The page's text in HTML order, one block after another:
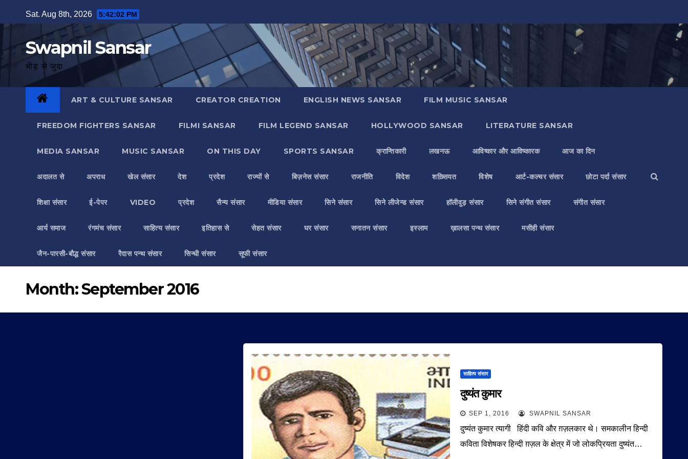
to
Sat. Aug 8th, 2026 5:42:02 PM
Swapnil Sansar
भीड़ से जुदा
ART & CULTURE SANSAR CREATOR CREATION ENGLISH NEWS SANSAR FILM MUSIC SANSAR
FREEDOM FIGHTERS SANSAR FILMI SANSAR FILM LEGEND SANSAR HOLLYWOOD SANSAR LITERATURE SANSAR
MEDIA SANSAR MUSIC SANSAR ON THIS DAY SPORTS SANSAR क्रान्तिकारी लखनऊ आविष्कार और आविष्कारक आज का दिन
अदालत से अपराध खेल संसार देश प्रदेश राज्यों से बिज़नेस संसार राजनीति विदेश शख़्सियत विशेष आर्ट-कल्चर संसार छोटा पर्दा संसार
शिक्षा संसार ई-पेपर VIDEO प्रदेश सैन्य संसार मीडिया संसार सिने संसार सिने लीजेन्ड संसार हॉलीवुड़ संसार सिने संगीत संसार संगीत संसार
आर्य समाज रंगमंच संसार साहित्य संसार इतिहास से सेहत संसार घर संसार सनातन संसार इस्लाम ख़ालसा पन्थ संसार मसीही संसार
जैन-पारसी-बौद्ध संसार रैदास पन्थ संसार सिन्धी संसार सूफी संसार
Month:September 2016
साहित्य संसार
दुष्यंत कुमार
SEP 1, 2016 SWAPNIL SANSAR
दुष्यंत कुमार त्यागी हिंदी कवि और ग़ज़लकार थे। समकालीन हिन्दी
कविता विशेषकर हिन्दी ग़ज़ल के क्षेत्र में जो लोकप्रियता दुष्यंत…